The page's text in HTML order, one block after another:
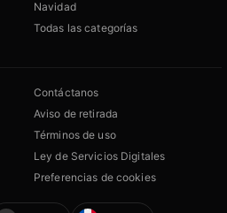
Navidad
Todas las categorías
Contáctanos
Aviso de retirada
Términos de uso
Ley de Servicios Digitales
Preferencias de cookies